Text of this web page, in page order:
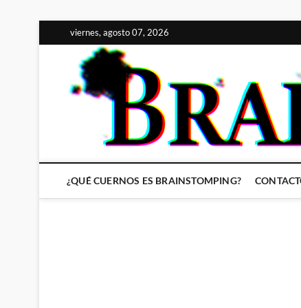
al
contenido
viernes, agosto 07, 2026
¿QUÉ CUERNOS ES BRAINSTOMPING?